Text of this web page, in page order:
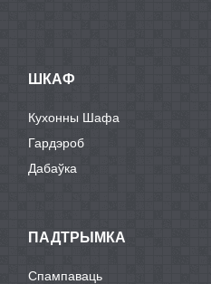
ШКАФ
Кухонны Шафа
Гардэроб
Дабаўка
ПАДТРЫМКА
Спампаваць